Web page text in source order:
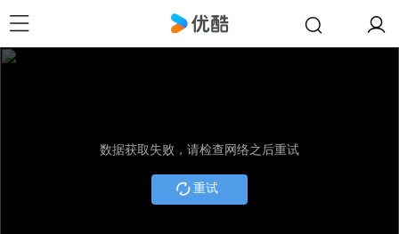
数据获取失败，请检查网络之后重试
重试